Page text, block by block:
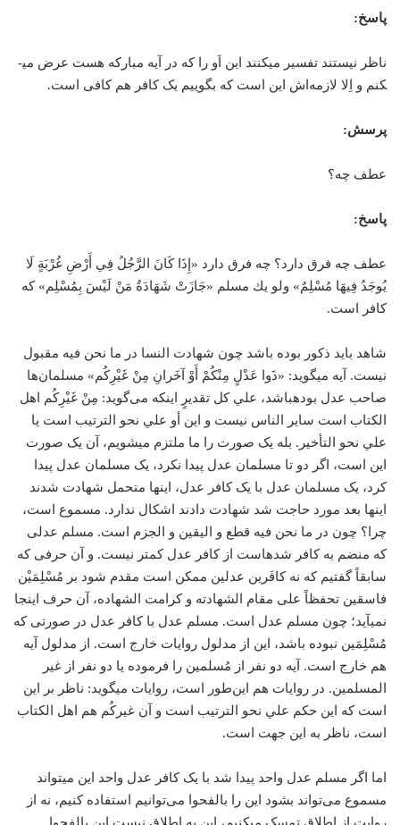
پاسخ:
ناظر نیستند تفسیر می­کنند این اَو را که در آیه مبارکه هست عرض می­
کنم و اِلا لازمه‌اش این است که بگوییم یک کافر هم کافی است.
پرسش:
عطف چه؟
پاسخ:
عطف چه فرق دارد؟ چه فرق دارد «إِذَا كَانَ الرَّجُلُ فِي أَرْضِ غُرْبَةٍ لَا
يُوجَدُ فِيهَا مُسْلِمٌ» ولو یك مسلم «جَازَتْ شَهَادَةُ مَنْ لَيْسَ بِمُسْلِم» که
کافر است.
شاهد باید ذکور بوده ­باشد چون شهادت النسا در ما نحن فیه مقبول
نیست. آیه می­گوید: «ذَوا عَدْلٍ مِنْكُمْ أَوْ آخَرانِ مِنْ غَيْرِكُم‏» مسلمان‌ها
صاحب عدل بوده­باشد، علي کل تقدیرٍ اینکه می‌گوید: مِنْ غَيْرِكُم اهل
الکتاب است سایر الناس نیست و این أو علي نحو الترتیب است یا
علي نحو التأخیر. بله یک صورت را ما ملتزم می­شویم، آن یک صورت
این است، اگر دو تا مسلمان عدل پیدا نکرد، یک مسلمان عدل پیدا
کرد، یک مسلمان عدل با یک کافر عدل، این­ها متحمل شهادت شدند
این­ها بعد مورد حاجت شد شهادت دادند اشکال ندارد. مسموع است،
چرا؟ چون در ما نحن فیه قطع و الیقین و الجزم است. مسلم عدلی
که منضم به کافر شده­است از کافر عدل کمتر نیست. و آن حرفی که
سابقاً گفتیم که نه کافَرین عدلین ممکن است مقدم شود بر مُسْلِمَیْن
فاسقین تحفظاً علی مقام الشهادته و کرامت الشهاده، آن حرف اینجا
نمی­آید؛ چون مسلم عدل است. مسلم عدل با کافر عدل در صورتی که
مُسْلِمَین نبوده­ باشد، این از مدلول روایات خارج است. از مدلول آیه
هم خارج است. آیه دو نفر از مُسلمین را فرموده یا دو نفر از غیر
المسلمین. در روایات هم این‌طور است، روایات می­گوید: ناظر بر این
است که این حکم علي نحو الترتیب است و آن غیرکُم هم اهل الکتاب
است، ناظر به این جهت است.
اما اگر مسلم عدل واحد پیدا شد با یک کافر عدل واحد این می­تواند
مسموع می‌تواند بشود این را بالفحوا می‌توانیم استفاده کنیم، نه از